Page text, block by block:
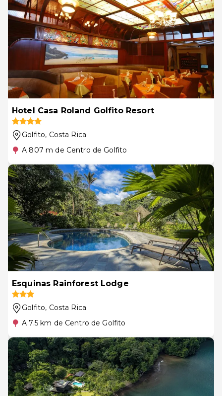
Hotel Casa Roland Golfito Resort
Golfito, Costa Rica
A 807 m de Centro de Golfito
Esquinas Rainforest Lodge
Golfito, Costa Rica
A 7.5 km de Centro de Golfito